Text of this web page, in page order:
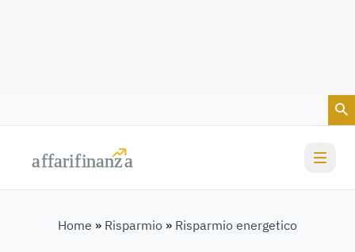
affarifinanza
affarifinanza
Home » Risparmio » Risparmio energetico